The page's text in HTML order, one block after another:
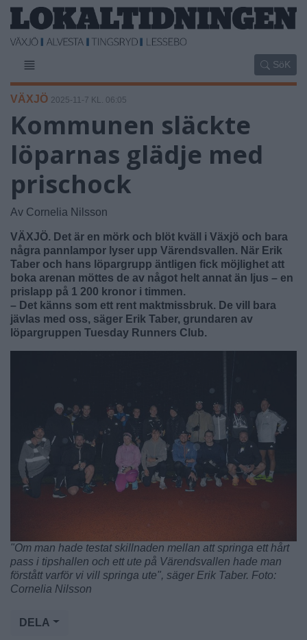
SöK
VÄXJÖ 2025-11-7 KL. 06:05
Kommunen släckte
löparnas glädje med
prischock
Av Cornelia Nilsson
VÄXJÖ. Det är en mörk och blöt kväll i Växjö och bara
några pannlampor lyser upp Värendsvallen. När Erik
Taber och hans löpargrupp äntligen fick möjlighet att
boka arenan möttes de av något helt annat än ljus – en
prislapp på 1 200 kronor i timmen.
– Det känns som ett rent maktmissbruk. De vill bara
jävlas med oss, säger Erik Taber, grundaren av
löpargruppen Tuesday Runners Club.
"Om man hade testat skillnaden mellan att springa ett hårt
pass i tipshallen och ett ute på Värendsvallen hade man
förstått varför vi vill springa ute", säger Erik Taber. Foto:
Cornelia Nilsson
DELA